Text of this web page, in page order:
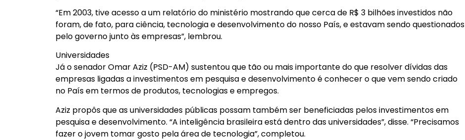
“Em 2003, tive acesso a um relatório do ministério mostrando que cerca de R$ 3 bilhões investidos não
foram, de fato, para ciência, tecnologia e desenvolvimento do nosso País, e estavam sendo questionados
pelo governo junto às empresas”, lembrou.
Universidades
Já o senador Omar Aziz (PSD-AM) sustentou que tão ou mais importante do que resolver dívidas das
empresas ligadas a investimentos em pesquisa e desenvolvimento é conhecer o que vem sendo criado
no País em termos de produtos, tecnologias e empregos.
Aziz propôs que as universidades públicas possam também ser beneficiadas pelos investimentos em
pesquisa e desenvolvimento. “A inteligência brasileira está dentro das universidades”, disse. “Precisamos
fazer o jovem tomar gosto pela área de tecnologia”, completou.